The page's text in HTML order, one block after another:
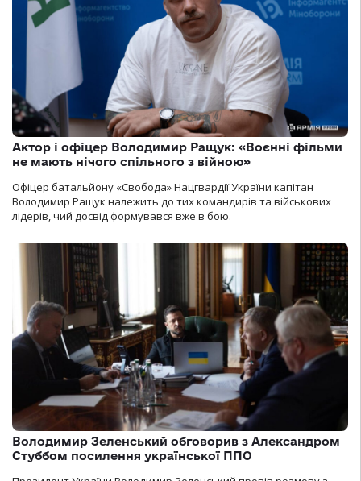
Актор і офіцер Володимир Ращук: «Воєнні фільми
не мають нічого спільного з війною»
Офіцер батальйону «Свобода» Нацгвардії України капітан
Володимир Ращук належить до тих командирів та військових
лідерів, чий досвід формувався вже в бою.
Володимир Зеленський обговорив з Александром
Стуббом посилення української ППО